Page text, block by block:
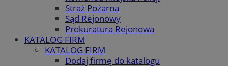
Straż Pożarna
Sąd Rejonowy
Prokuratura Rejonowa
KATALOG FIRM
KATALOG FIRM
Dodaj firmę do katalogu